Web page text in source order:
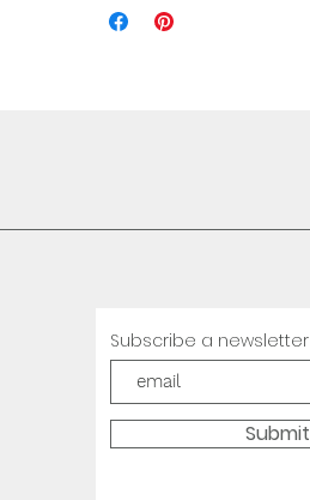
Subscribe a newsletter
Submit